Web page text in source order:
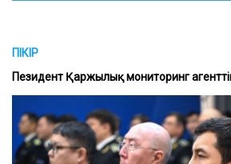
ПІКІР
Пезидент Қаржылық мониторинг